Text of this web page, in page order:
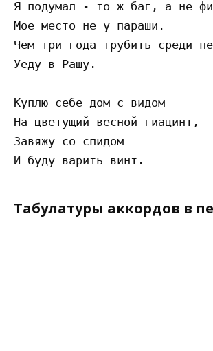
Я подумал - то ж баг, а не
Мое место не у параши.
Чем три года трубить среди
Уеду в Рашу.
Куплю себе дом с видом
На цветущий весной гиацинт,
Завяжу со спидом
Табулатуры аккордов в